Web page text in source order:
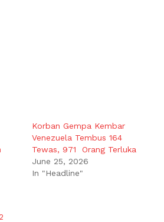
Korban Gempa Kembar
Venezuela Tembus 164
Tewas, 971 Orang Terluka
June 25, 2026
In "Headline"